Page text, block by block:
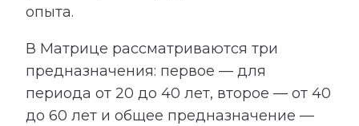
опыта.
В Матрице рассматриваются три
предназначения: первое — для
периода от 20 до 40 лет, второе — от 40
до 60 лет и общее предназначение —